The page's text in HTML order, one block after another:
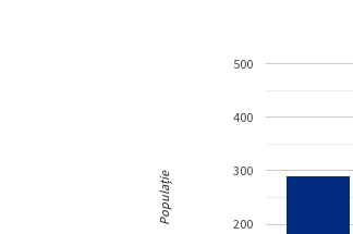
200
300
400
500
Populație